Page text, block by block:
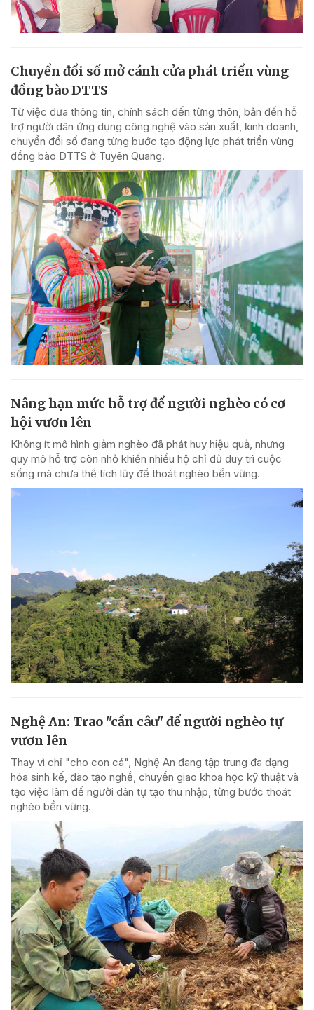
Chuyển đổi số mở cánh cửa phát triển vùng
đồng bào DTTS
Từ việc đưa thông tin, chính sách đến từng thôn, bản đến hỗ
trợ người dân ứng dụng công nghệ vào sản xuất, kinh doanh,
chuyển đổi số đang từng bước tạo động lực phát triển vùng
đồng bào DTTS ở Tuyên Quang.
Nâng hạn mức hỗ trợ để người nghèo có cơ
hội vươn lên
Không ít mô hình giảm nghèo đã phát huy hiệu quả, nhưng
quy mô hỗ trợ còn nhỏ khiến nhiều hộ chỉ đủ duy trì cuộc
sống mà chưa thể tích lũy để thoát nghèo bền vững.
Nghệ An: Trao "cần câu" để người nghèo tự
vươn lên
Thay vì chỉ "cho con cá", Nghệ An đang tập trung đa dạng
hóa sinh kế, đào tạo nghề, chuyển giao khoa học kỹ thuật và
tạo việc làm để người dân tự tạo thu nhập, từng bước thoát
nghèo bền vững.